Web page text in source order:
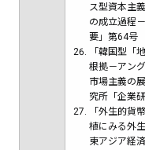
ス型資本主
の成立過程
要」第64号
「韓国型「
根拠－アン
市場主義の
究所「企業
「外生的貨
植にみる外
東アジア経